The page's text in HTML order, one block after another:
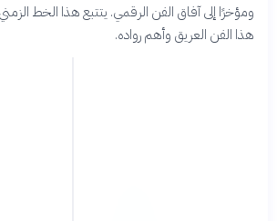
ومؤخرًا إلى آفاق الفن الرقمي. يتتبع هذا الخط
هذا الفن العريق وأهم رواده.